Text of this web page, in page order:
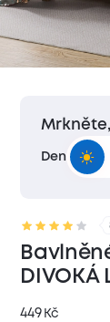
DIVOKÁ
449 Kč
Den